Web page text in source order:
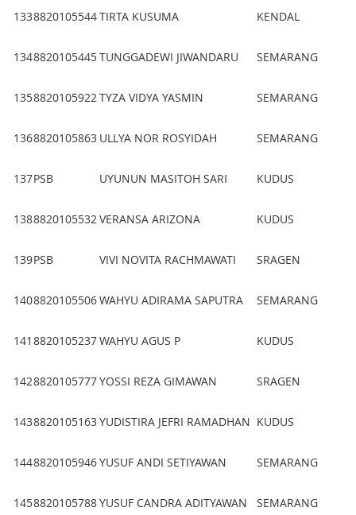
1338820105544TIRTA KUSUMA KENDAL
1348820105445TUNGGADEWI JIWANDARU SEMARANG
1358820105922TYZA VIDYA YASMIN SEMARANG
1368820105863 ULLYA NOR ROSYIDAH SEMARANG
137PSB UYUNUN MASITOH SARI KUDUS
1388820105532VERANSA ARIZONA KUDUS
139PSB VIVI NOVITA RACHMAWATI SRAGEN
1408820105506WAHYU ADIRAMA SAPUTRA SEMARANG
141 8820105237WAHYU AGUS P KUDUS
1428820105777YOSSI REZA GIMAWAN SRAGEN
1438820105163YUDISTIRA JEFRI RAMADHAN KUDUS
1448820105946YUSUF ANDI SETIYAWAN SEMARANG
1458820105788YUSUF CANDRA ADITYAWAN SEMARANG